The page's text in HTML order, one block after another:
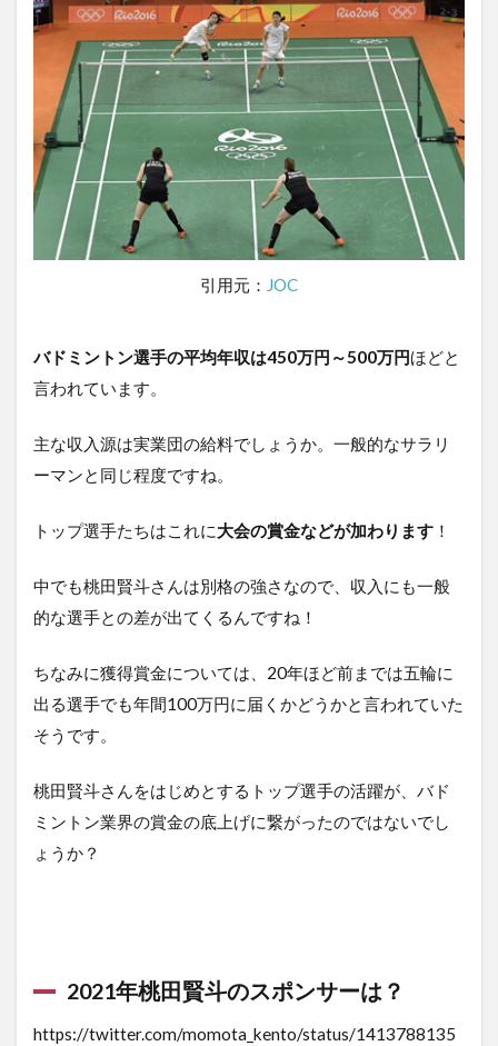
引用元： JOC
バドミントン選手の平均年収は450万円～500万円ほどと
言われています。
主な収入源は実業団の給料でしょうか。一般的なサラリ
ーマンと同じ程度ですね。
トップ選手たちはこれに大会の賞金などが加わります ！
中でも桃田賢斗さんは別格の強さなので、収入にも一般
的な選手との差が出てくるんですね！
ちなみに獲得賞金については、20年ほど前までは五輪に
出る選手でも年間100万円に届くかどうかと言われていた
そうです。
桃田賢斗さんをはじめとするトップ選手の活躍が、バド
ミントン業界の賞金の底上げに繋がったのではないでし
ょうか？
2021年桃田賢斗のスポンサーは？
https://twitter.com/momota_kento/status/1413788135